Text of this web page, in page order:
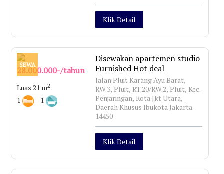
Klik Detail
SEWA
28.000.000-/tahun
Luas 21 m2
1 1
Disewakan apartemen studio
Furnished Hot deal
Jalan Pluit Karang Ayu Barat,
RW.3, Pluit, RT.20/RW.2, Pluit, Kec.
Penjaringan, Kota Jkt Utara,
Daerah Khusus Ibukota Jakarta
14450
Klik Detail